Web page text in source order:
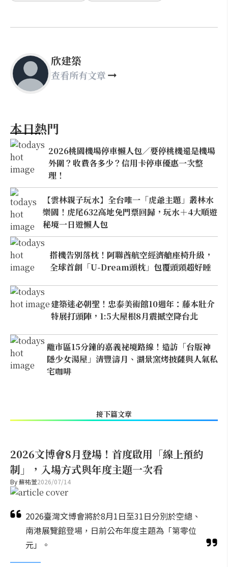
欣建築
查看所有文章
本日熱門
2026桃園機場停車懶人包／要停桃機還是機場
外圍？收費各多少？信用卡停車優惠一次整
理！
【雲林親子玩水】全台唯一「虎爺主題」叢林水
樂園！虎尾632高地免門票回歸，玩水＋4大順遊
秘境一日遊懶人包
搭機告別落枕！阿聯酋航空經濟艙座椅升級，
全球首創「U-Dream頭枕」包覆頭頸超好睡
建築迷必朝聖！忠泰美術館10週年：藤本壯介
特展打頭陣，1:5大屋根8月震撼空降台北
離市區15分鐘的嘉義祕境路線！造訪「台版神
隱少女湯屋」清豐濤月、湖景窯烤披薩與人氣私
宅咖啡
接下篇文章
2026文博會8月登場！首度啟用「線上預約
制」，入場方式與年度主題一次看
By蘇祐萱2026/07/14
2026臺灣文博會將於8月1日至31日分別於空總、
南港展覽館登場，日前公布年度主題為「第零位
元」。